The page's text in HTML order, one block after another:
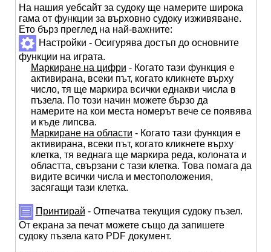
На нашия уебсайт за судоку ще намерите широка
гама от функции за върховно судоку изживяване.
Ето бърз преглед на най-важните:
Настройки - Осигурява достъп до основните
функции на играта.
Маркиране на цифри - Когато тази функция е
активирана, всеки път, когато кликнете върху
число, тя ще маркира всички еднакви числа в
пъзела. По този начин можете бързо да
намерите на кои места номерът вече се появява
и къде липсва.
Маркиране на области - Когато тази функция е
активирана, всеки път, когато кликнете върху
клетка, тя веднага ще маркира реда, колоната и
областта, свързани с тази клетка. Това помага да
видите всички числа и местоположения,
засягащи тази клетка.
Принтирай - Отпечатва текущия судоку пъзел.
От екрана за печат можете също да запишете
судоку пъзела като PDF документ.